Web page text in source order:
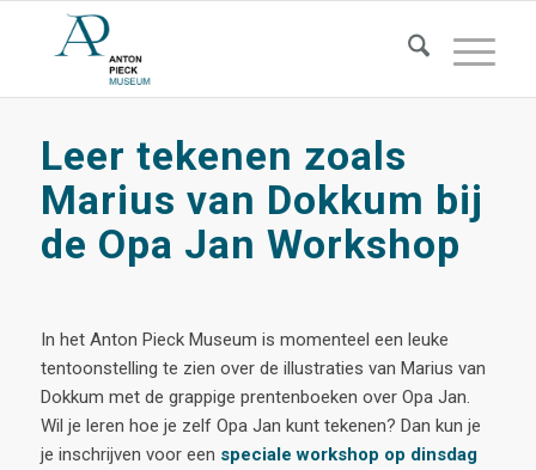
Leer tekenen zoals
Marius van Dokkum bij
de Opa Jan Workshop
In het Anton Pieck Museum is momenteel een leuke
tentoonstelling te zien over de illustraties van Marius van
Dokkum met de grappige prentenboeken over Opa Jan.
Wil je leren hoe je zelf Opa Jan kunt tekenen? Dan kun je
je inschrijven voor een speciale workshop op dinsdag